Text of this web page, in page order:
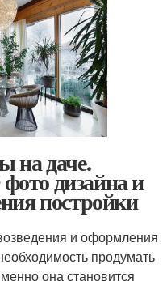
на даче.
дизайна и
постройки
и оформления
продумать
она становится